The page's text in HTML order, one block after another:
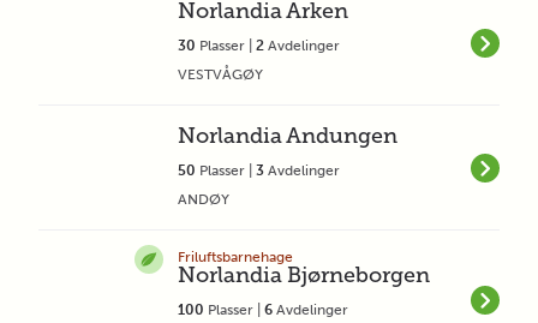
Norlandia Arken
30 Plasser | 2 Avdelinger
VESTVÅGØY
Norlandia Andungen
50 Plasser | 3 Avdelinger
ANDØY
Friluftsbarnehage
Norlandia Bjørneborgen
100 Plasser | 6 Avdelinger